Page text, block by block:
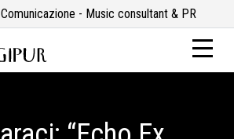
- Music consultant & PR